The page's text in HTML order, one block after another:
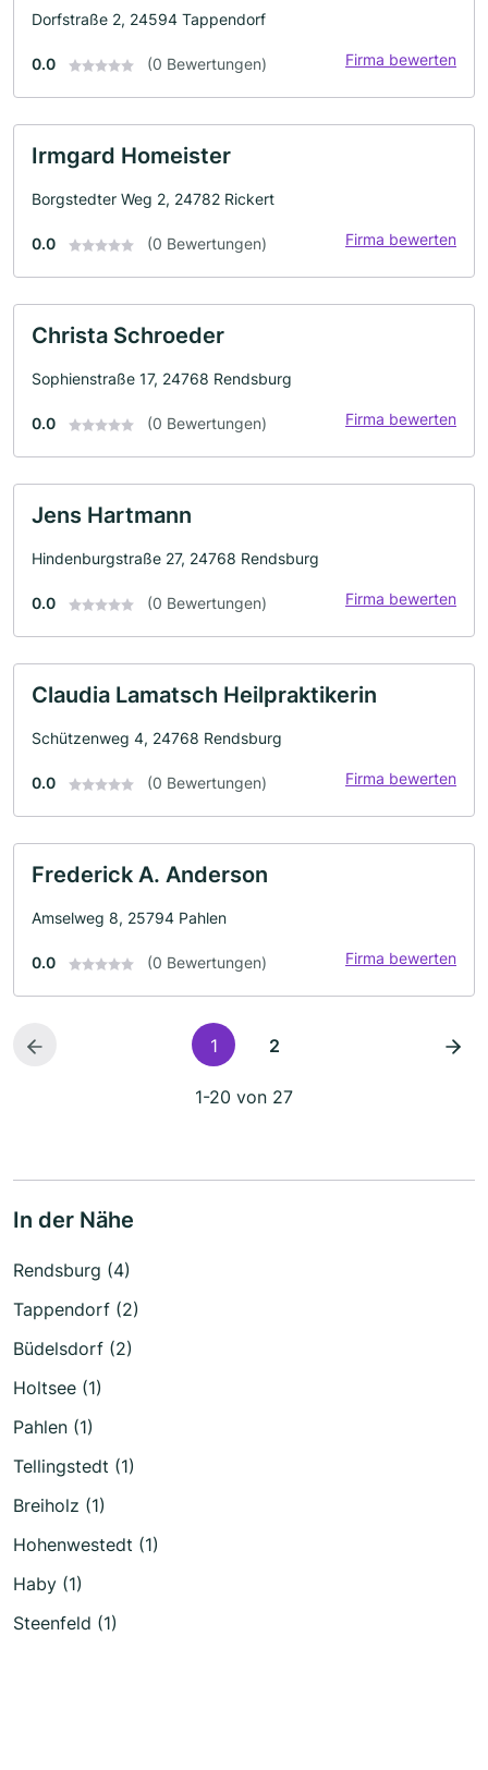
Dorfstraße 2, 24594 Tappendorf
0.0 (0 Bewertungen) Firma bewerten
Irmgard Homeister
Borgstedter Weg 2, 24782 Rickert
0.0 (0 Bewertungen) Firma bewerten
Christa Schroeder
Sophienstraße 17, 24768 Rendsburg
0.0 (0 Bewertungen) Firma bewerten
Jens Hartmann
Hindenburgstraße 27, 24768 Rendsburg
0.0 (0 Bewertungen) Firma bewerten
Claudia Lamatsch Heilpraktikerin
Schützenweg 4, 24768 Rendsburg
0.0 (0 Bewertungen) Firma bewerten
Frederick A. Anderson
Amselweg 8, 25794 Pahlen
0.0 (0 Bewertungen) Firma bewerten
1 2
1-20 von 27
In der Nähe
Rendsburg (4)
Tappendorf (2)
Büdelsdorf (2)
Holtsee (1)
Pahlen (1)
Tellingstedt (1)
Breiholz (1)
Hohenwestedt (1)
Haby (1)
Steenfeld (1)